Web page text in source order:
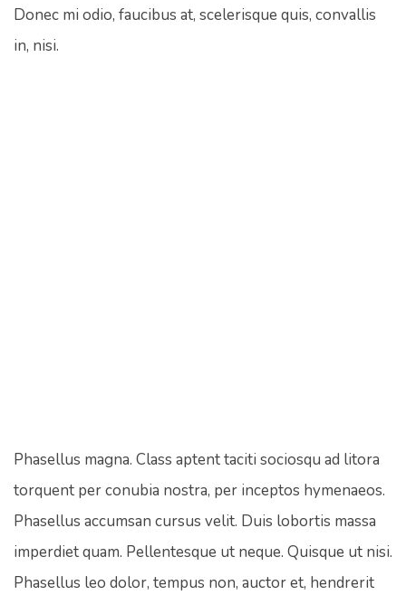
Donec mi odio, faucibus at, scelerisque quis, convallis
in, nisi.
Phasellus magna. Class aptent taciti sociosqu ad litora
torquent per conubia nostra, per inceptos hymenaeos.
Phasellus accumsan cursus velit. Duis lobortis massa
imperdiet quam. Pellentesque ut neque. Quisque ut nisi.
Phasellus leo dolor, tempus non, auctor et, hendrerit